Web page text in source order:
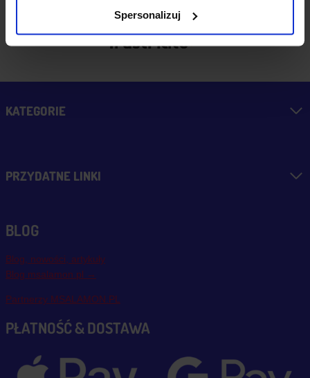
Spersonalizuj
KATEGORIE
PRZYDATNE LINKI
BLOG
Blog, nowości, artykuły
Blog msalamon.pl →
Partnerzy MSALAMON.PL
PŁATNOŚĆ & DOSTAWA